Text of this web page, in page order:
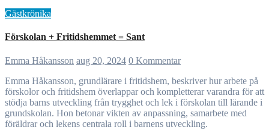
Gästkrönika
Förskolan + Fritidshemmet = Sant
Emma Håkansson aug 20, 2024 0 Kommentar
Emma Håkansson, grundlärare i fritidshem, beskriver hur arbete på
förskolor och fritidshem överlappar och kompletterar varandra för att
stödja barns utveckling från trygghet och lek i förskolan till lärande i
grundskolan. Hon betonar vikten av anpassning, samarbete med
föräldrar och lekens centrala roll i barnens utveckling.